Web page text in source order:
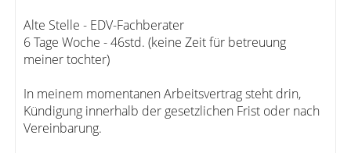
Alte Stelle - EDV-Fachberater
6 Tage Woche - 46std. (keine Zeit für betreuung
meiner tochter)
In meinem momentanen Arbeitsvertrag steht drin,
Kündigung innerhalb der gesetzlichen Frist oder nach
Vereinbarung.